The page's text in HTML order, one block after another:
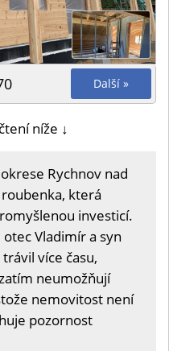
Další »
níže ↓
Rychnov nad
která
investicí.
Vladimír a syn
více času,
neumožňují
nemovitost není
pozornost